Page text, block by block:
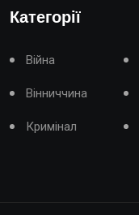
Категорії
Війна
Вінниччина
Кримінал